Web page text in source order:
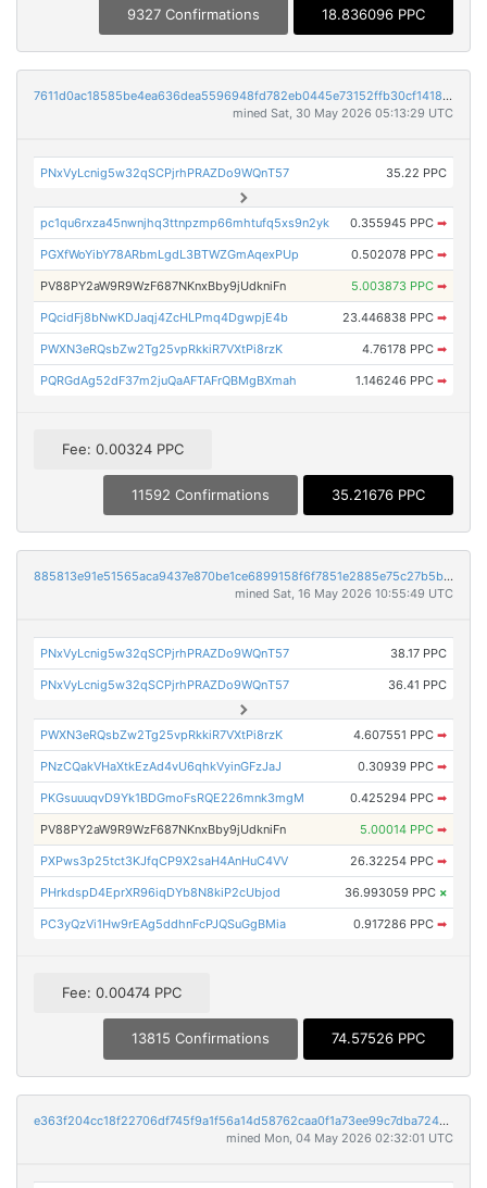
9327 Confirmations 18.836096 PPC
7611d0ac18585be4ea636dea5596948fd782eb0445e73152ffb30cf1418bbdb7
mined Sat, 30 May 2026 05:13:29 UTC
PNxVyLcnig5w32qSCPjrhPRAZDo9WQnT57 35.22 PPC
pc1qu6rxza45nwnjhq3ttnpzmp66mhtufq5xs9n2yk 0.355945 PPC ➡
PGXfWoYibY78ARbmLgdL3BTWZGmAqexPUp 0.502078 PPC ➡
PV88PY2aW9R9WzF687NKnxBby9jUdkniFn 5.003873 PPC ➡
PQcidFj8bNwKDJaqj4ZcHLPmq4DgwpjE4b 23.446838 PPC ➡
PWXN3eRQsbZw2Tg25vpRkkiR7VXtPi8rzK 4.76178 PPC ➡
PQRGdAg52dF37m2juQaAFTAFrQBMgBXmah 1.146246 PPC ➡
Fee: 0.00324 PPC
11592 Confirmations 35.21676 PPC
885813e91e51565aca9437e870be1ce6899158f6f7851e2885e75c27b5b01dd1
mined Sat, 16 May 2026 10:55:49 UTC
PNxVyLcnig5w32qSCPjrhPRAZDo9WQnT57 38.17 PPC
PNxVyLcnig5w32qSCPjrhPRAZDo9WQnT57 36.41 PPC
PWXN3eRQsbZw2Tg25vpRkkiR7VXtPi8rzK 4.607551 PPC ➡
PNzCQakVHaXtkEzAd4vU6qhkVyinGFzJaJ 0.30939 PPC ➡
PKGsuuuqvD9Yk1BDGmoFsRQE226mnk3mgM 0.425294 PPC ➡
PV88PY2aW9R9WzF687NKnxBby9jUdkniFn 5.00014 PPC ➡
PXPws3p25tct3KJfqCP9X2saH4AnHuC4VV 26.32254 PPC ➡
PHrkdspD4EprXR96iqDYb8N8kiP2cUbjod 36.993059 PPC ×
PC3yQzVi1Hw9rEAg5ddhnFcPJQSuGgBMia 0.917286 PPC ➡
Fee: 0.00474 PPC
13815 Confirmations 74.57526 PPC
e363f204cc18f22706df745f9a1f56a14d58762caa0f1a73ee99c7dba7243b96
mined Mon, 04 May 2026 02:32:01 UTC